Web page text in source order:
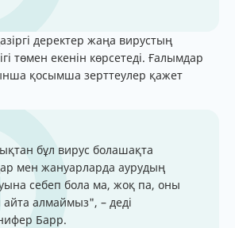
деректер жаңа вирустың
төмен екенін көрсетеді. Ғалымдар
қосымша зерттеулер қажет
бұл вирус болашақта
мен жануарларда аурудың
себеп бола ма, жоқ па, оны
айта алмаймыз", – деді
Барр.